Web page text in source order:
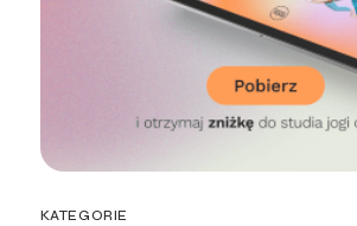
KATEGORIE